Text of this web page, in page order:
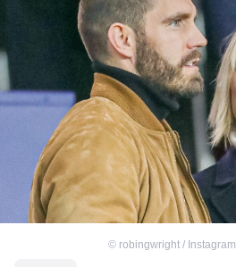
© robingwright / Instagram